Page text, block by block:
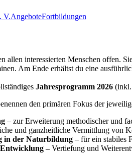
V.AngeboteFortbildungen
allen interessierten Menschen offen.
Am Ende erhältst du eine
Jahresprogramm 2026 (inkl.
den primären Fokus der
– zur Erweiterung methodischer und
und ganzheitliche Vermittlung von
in der Naturbildung – für ein stabiles
–Vertiefung und